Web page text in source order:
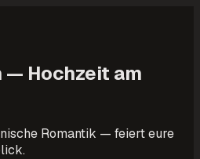
— Hochzeit am
Romantik — feiert eure